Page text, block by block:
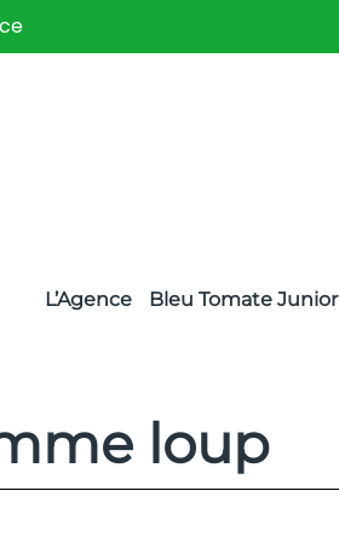
L’Agence Bleu Tomate Junior
loup